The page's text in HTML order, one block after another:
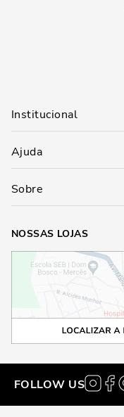
Institucional
Ajuda
Sobre
NOSSAS LOJAS
FOLLOW US